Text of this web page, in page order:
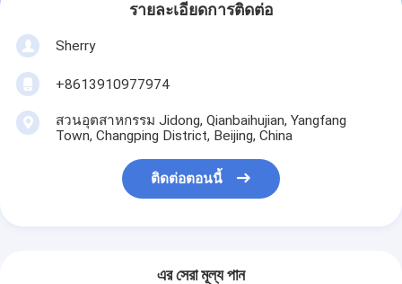
รายละเอียดการติดต่อ
Sherry
+8613910977974
สวนอุตสาหกรรม Jidong, Qianbaihujian, Yangfang
Town, Changping District, Beijing, China
ติดต่อตอนนี้
এর সেরা মূল্য পান